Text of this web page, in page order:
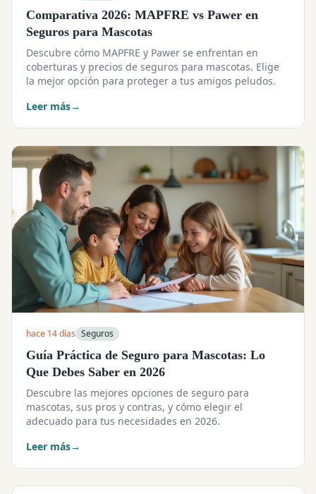
Comparativa 2026: MAPFRE vs Pawer en
Seguros para Mascotas
Descubre cómo MAPFRE y Pawer se enfrentan en
coberturas y precios de seguros para mascotas. Elige
la mejor opción para proteger a tus amigos peludos.
Leer más→
hace 14 días Seguros
Guía Práctica de Seguro para Mascotas: Lo
Que Debes Saber en 2026
Descubre las mejores opciones de seguro para
mascotas, sus pros y contras, y cómo elegir el
adecuado para tus necesidades en 2026.
Leer más→